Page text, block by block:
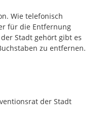
Wie telefonisch
für die Entfernung
Stadt gehört gibt es
zu entfernen.
der Stadt